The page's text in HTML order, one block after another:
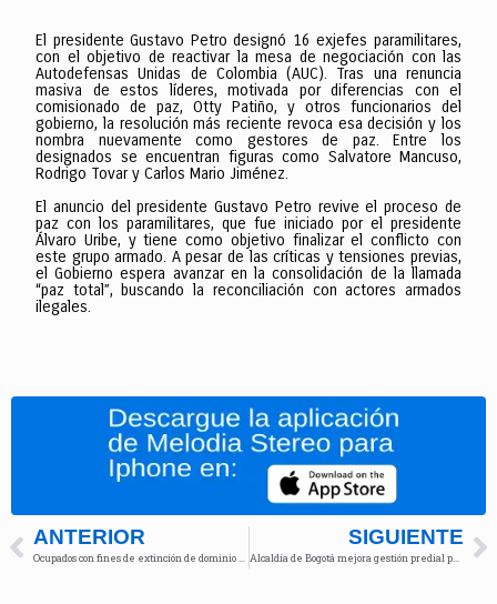
El presidente Gustavo Petro designó 16 exjefes paramilitares,
con el objetivo de reactivar la mesa de negociación con las
Autodefensas Unidas de Colombia (AUC). Tras una renuncia
masiva de estos líderes, motivada por diferencias con el
comisionado de paz, Otty Patiño, y otros funcionarios del
gobierno, la resolución más reciente revoca esa decisión y los
nombra nuevamente como gestores de paz. Entre los
designados se encuentran figuras como Salvatore Mancuso,
Rodrigo Tovar y Carlos Mario Jiménez.
El anuncio del presidente Gustavo Petro revive el proceso de
paz con los paramilitares, que fue iniciado por el presidente
Álvaro Uribe, y tiene como objetivo finalizar el conflicto con
este grupo armado. A pesar de las críticas y tensiones previas,
el Gobierno espera avanzar en la consolidación de la llamada
“paz total”, buscando la reconciliación con actores armados
ilegales.
ANTERIOR SIGUIENTE
Alcaldía de Bogotá mejora gestión predial para avanzar proyectos